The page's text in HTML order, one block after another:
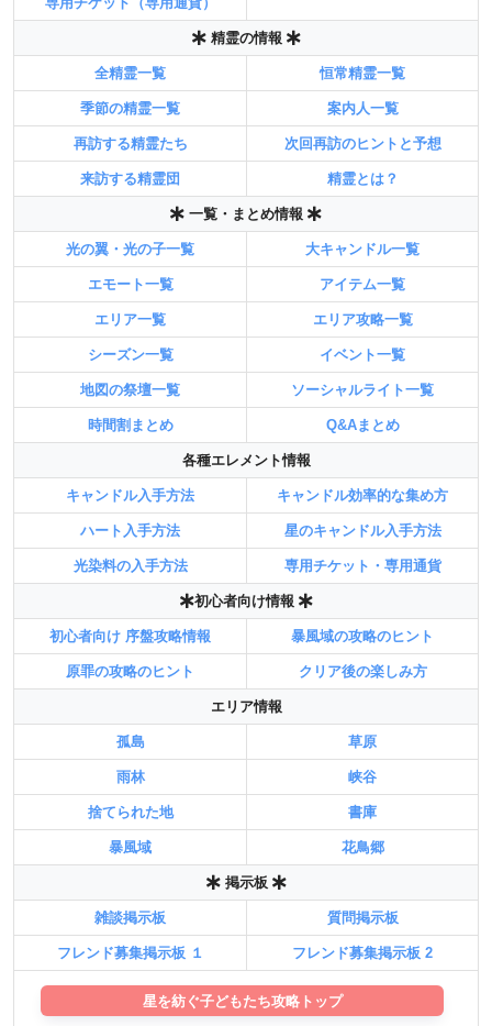
精霊の情報
全精霊一覧 恒常精霊一覧
季節の精霊一覧 案内人一覧
再訪する精霊たち 次回再訪のヒントと予想
来訪する精霊団 精霊とは？
一覧・まとめ情報
光の翼・光の子一覧 大キャンドル一覧
エモート一覧 アイテム一覧
エリア一覧 エリア攻略一覧
シーズン一覧 イベント一覧
地図の祭壇一覧 ソーシャルライト一覧
時間割まとめ Q&Aまとめ
各種エレメント情報
キャンドル入手方法 キャンドル効率的な集め方
ハート入手方法 星のキャンドル入手方法
光染料の入手方法 専用チケット・専用通貨
初心者向け情報
初心者向け 序盤攻略情報 暴風域の攻略のヒント
原罪の攻略のヒント クリア後の楽しみ方
エリア情報
孤島 草原
雨林 峡谷
捨てられた地 書庫
暴風域 花鳥郷
掲示板
雑談掲示板 質問掲示板
フレンド募集掲示板 １ フレンド募集掲示板 2
星を紡ぐ子どもたち攻略トップ